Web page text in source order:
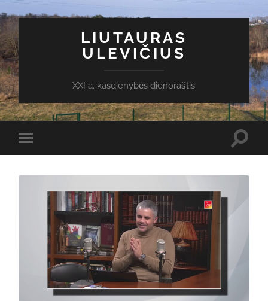
LIUTAURAS
ULEVIČIUS
XXI a. kasdienybės dienoraštis
Toggle
mobile